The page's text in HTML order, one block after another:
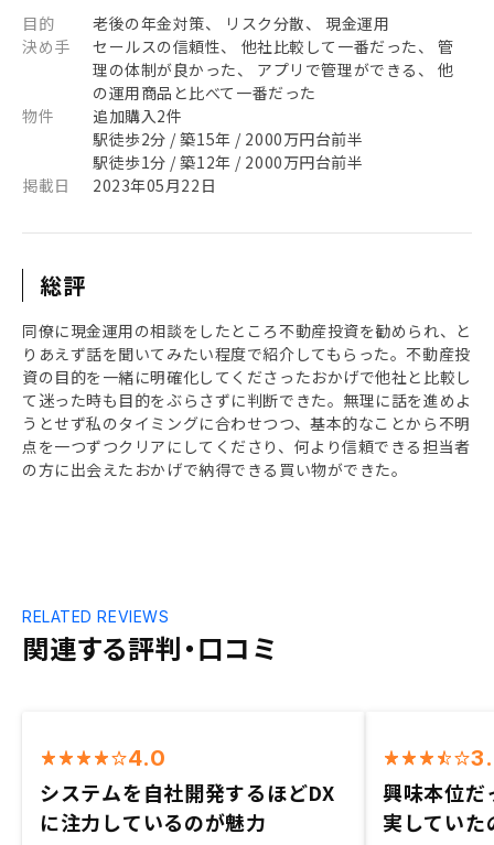
目的
老後の年金対策、 リスク分散、 現金運用
決め手
セールスの信頼性、 他社比較して一番だった、 管
理の体制が良かった、 アプリで管理ができる、 他
の運用商品と比べて一番だった
物件
追加購入2件
駅徒歩2分 / 築15年 / 2000万円台前半
駅徒歩1分 / 築12年 / 2000万円台前半
掲載日
2023年05月22日
総評
同僚に現金運用の相談をしたところ不動産投資を勧められ、と
りあえず話を聞いてみたい程度で紹介してもらった。不動産投
資の目的を一緒に明確化してくださったおかげで他社と比較し
て迷った時も目的をぶらさずに判断できた。無理に話を進めよ
うとせず私のタイミングに合わせつつ、基本的なことから不明
点を一つずつクリアにしてくださり、何より信頼できる担当者
の方に出会えたおかげで納得できる買い物ができた。
関連する評判・口コミ
RELATED REVIEWS
4.0
システムを自社開発するほどDX
に注力しているのが魅力
興味本位だ
実していた